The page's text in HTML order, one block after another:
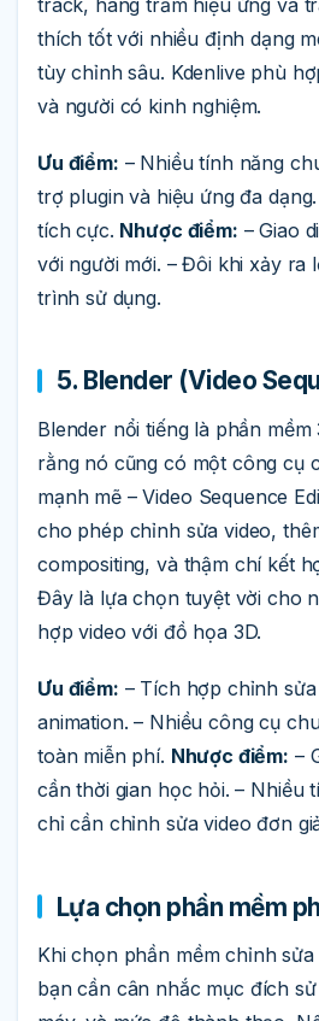
thích tốt với nhiều định dạng
tùy chỉnh sâu. Kdenlive phù
và người có kinh nghiệm.
Ưu điểm: – Nhiều tính năng
trợ plugin và hiệu ứng đa
tích cực. Nhược điểm: – Giao
với người mới. – Đôi khi xảy ra
trình sử dụng.
5. Blender (Video
Blender nổi tiếng là phần mềm
rằng nó cũng có một công cụ
mạnh mẽ – Video Sequence
cho phép chỉnh sửa video,
compositing, và thậm chí kết
Đây là lựa chọn tuyệt vời cho
hợp video với đồ họa 3D.
Ưu điểm: – Tích hợp chỉnh
animation. – Nhiều công cụ
toàn miễn phí. Nhược điểm: –
cần thời gian học hỏi. – Nhiều
chỉ cần chỉnh sửa video đơn
Lựa chọn phần mềm
Khi chọn phần mềm chỉnh
bạn cần cân nhắc mục đích